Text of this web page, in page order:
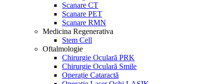
Scanare CT
Scanare PET
Scanare RMN
Medicina Regenerativa
Stem Cell
Oftalmologie
Chirurgie Oculară PRK
Chirurgie Oculară Smile
Operație Cataractă